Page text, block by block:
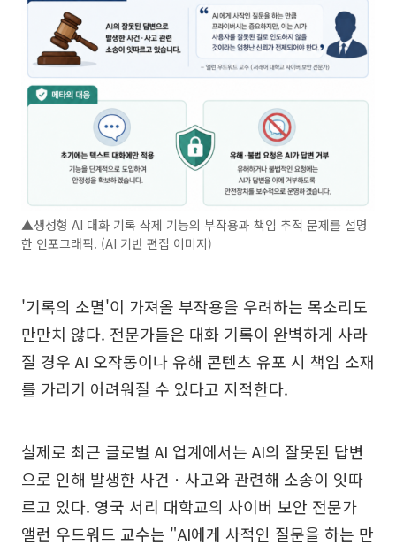
▲생성형 AI 대화 기록 삭제 기능의 부작용과 책임 추적 문제를 설명
한 인포그래픽. (AI 기반 편집 이미지)
'기록의 소멸'이 가져올 부작용을 우려하는 목소리도
만만치 않다. 전문가들은 대화 기록이 완벽하게 사라
질 경우 AI 오작동이나 유해 콘텐츠 유포 시 책임 소재
를 가리기 어려워질 수 있다고 지적한다.
실제로 최근 글로벌 AI 업계에서는 AI의 잘못된 답변
으로 인해 발생한 사건ㆍ사고와 관련해 소송이 잇따
르고 있다. 영국 서리 대학교의 사이버 보안 전문가
앨런 우드워드 교수는 "AI에게 사적인 질문을 하는 만